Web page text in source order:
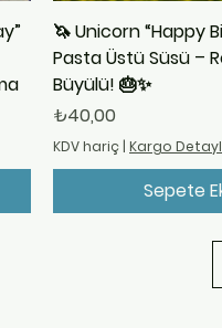
🦄 Unicorn “Happy
Pasta Üstü Süsü –
Büyülü! 🎂✨
Fiyat
₺40,00
KDV hariç | Kargo
Sepete